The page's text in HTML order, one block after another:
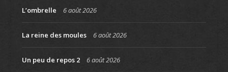
L’ombrelle 6 août 2026
La reine des moules 6 août 2026
Un peu de repos 2 6 août 2026